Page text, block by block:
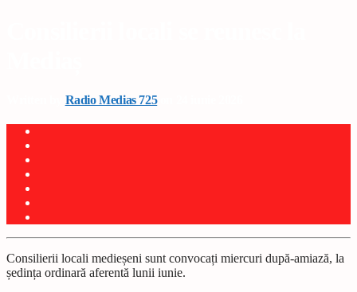
Radio Medias 725on 24 iunie 2026
Consilierii locali medieșeni sunt convocați miercuri după-amiază, la
ședința ordinară aferentă lunii iunie.